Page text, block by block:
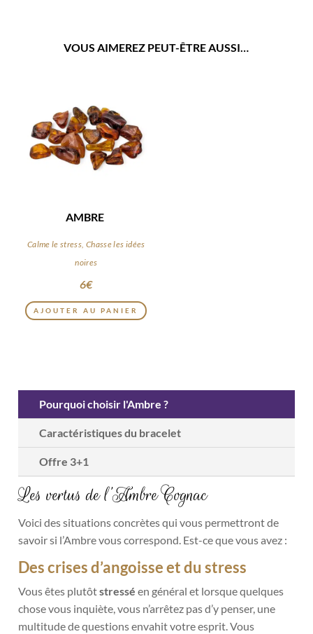
VOUS AIMEREZ PEUT-ÊTRE AUSSI…
AMBRE
Calme le stress, Chasse les idées
noires
6€
AJOUTER AU PANIER
Pourquoi choisir l'Ambre ?
Caractéristiques du bracelet
Offre 3+1
Les vertus de l’Ambre Cognac
Voici des situations concrètes qui vous permettront de
savoir si l’Ambre vous correspond. Est-ce que vous avez :
Des crises d’angoisse et du stress
Vous êtes plutôtstresséen général et lorsque quelques
chose vous inquiète, vous n’arrêtez pas d’y penser, une
multitude de questions envahit votre esprit. Vous